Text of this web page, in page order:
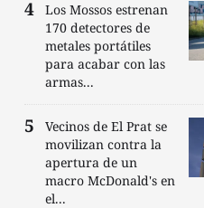
Los Mossos estrenan
170 detectores de
metales portátiles
para acabar con las
armas...
Vecinos de El Prat se
movilizan contra la
apertura de un
macro McDonald's en
el...